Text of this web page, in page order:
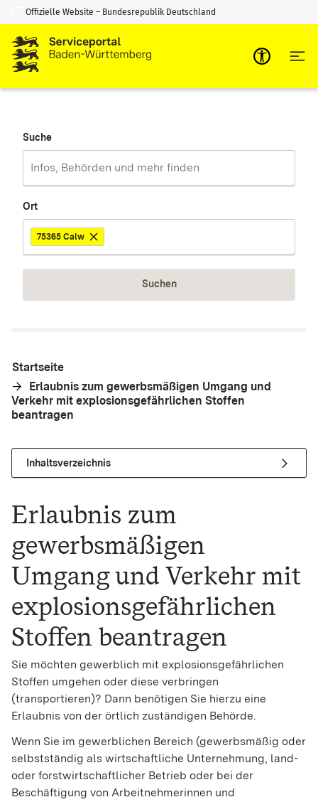
Zum Inhalt springen
Zur Suche springen
Offizielle Website – Bundesrepublik Deutschland
Suche
Ort
75365 Calw
Suchen
Startseite
Erlaubnis zum gewerbsmäßigen Umgang und
Verkehr mit explosionsgefährlichen Stoffen
beantragen
Inhaltsverzeichnis
Erlaubnis zum
gewerbsmäßigen
Umgang und Verkehr mit
explosionsgefährlichen
Stoffen beantragen
Sie möchten gewerblich mit explosionsgefährlichen
Stoffen umgehen oder diese verbringen
(transportieren)? Dann benötigen Sie hierzu eine
Erlaubnis von der örtlich zuständigen Behörde.
Wenn Sie im gewerblichen Bereich (gewerbsmäßig oder
selbstständig als wirtschaftliche Unternehmung, land-
oder forstwirtschaftlicher Betrieb oder bei der
Beschäftigung von Arbeitnehmerinnen und